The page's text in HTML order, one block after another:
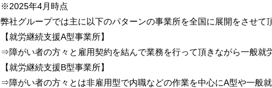
※2025年4月時点
弊社グループでは主に以下のパターンの事業所を全国に展開をさせて
【就労継続支援A型事業所】
⇒障がい者の方々と雇用契約を結んで業務を行って頂きながら一般就
【就労継続支援B型事業所】
⇒障がい者の方々とは非雇用型で内職などの作業を中心にA型や一般